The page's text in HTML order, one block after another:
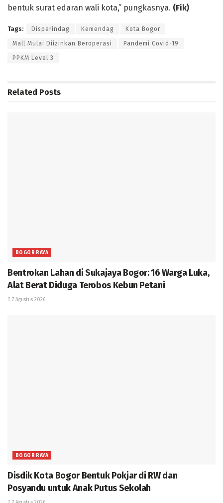
bentuk surat edaran wali kota,” pungkasnya. (Fik)
Tags: Disperindag Kemendag Kota Bogor
Mall Mulai Diizinkan Beroperasi Pandemi Covid-19
PPKM Level 3
Related Posts
BOGOR RAYA
Bentrokan Lahan di Sukajaya Bogor: 16 Warga Luka,
Alat Berat Diduga Terobos Kebun Petani
7 Agustus 2026
BOGOR RAYA
Disdik Kota Bogor Bentuk Pokjar di RW dan
Posyandu untuk Anak Putus Sekolah